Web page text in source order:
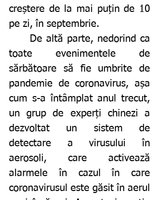
creștere de la mai puțin de 10
pe zi, în septembrie.
toate evenimentele de
sărbătoare să fie umbrite de
pandemie de coronavirus, așa
cum s-a întâmplat anul trecut,
un grup de experți chinezi a
dezvoltat un sistem de
detectare a virusului în
aerosoli, care activează
alarmele în cazul în care
coronavirusul este găsit în aerul